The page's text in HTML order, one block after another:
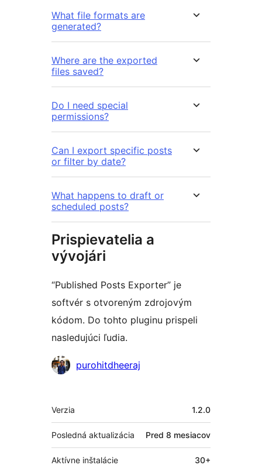
What file formats are
generated?
Where are the exported
files saved?
Do I need special
permissions?
Can I export specific posts
or filter by date?
What happens to draft or
scheduled posts?
Prispievatelia a
vývojári
“Published Posts Exporter” je
softvér s otvoreným zdrojovým
kódom. Do tohto pluginu prispeli
nasledujúci ľudia.
Prispievatelia
purohitdheeraj
Meta
Verzia 1.2.0
Posledná aktualizácia Pred 8 mesiacov
Aktívne inštalácie 30+